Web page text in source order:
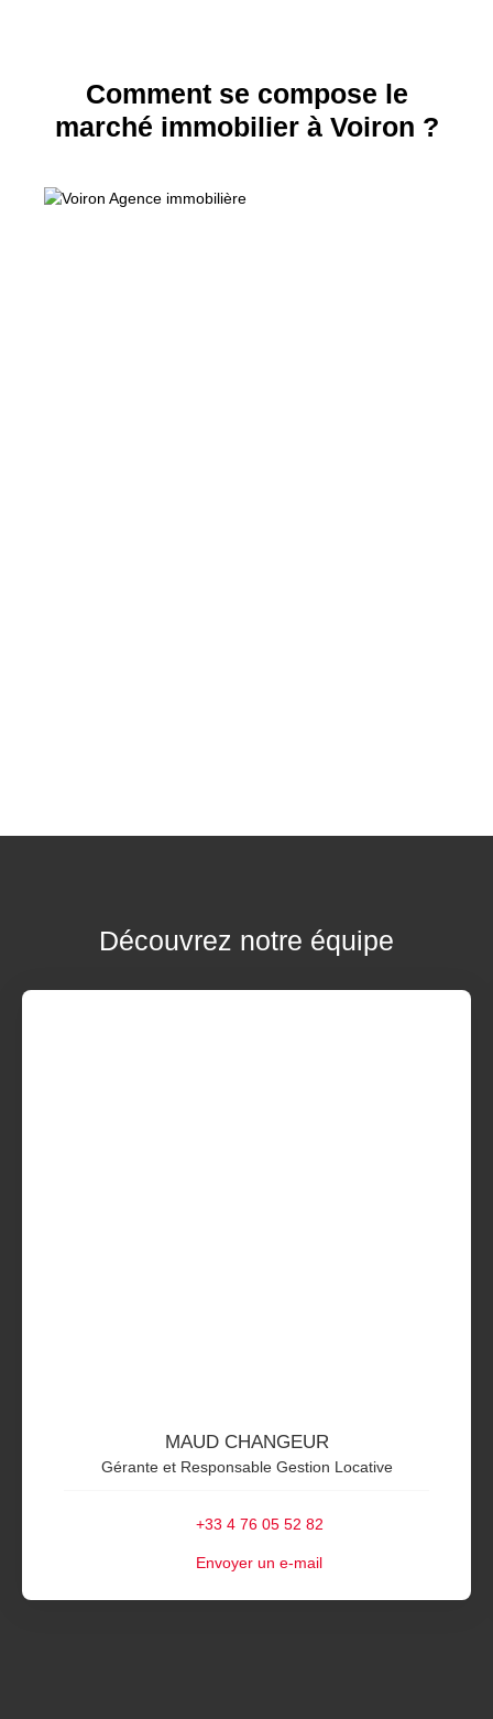
Comment se compose le
marché immobilier à Voiron ?
Découvrez notre équipe
MAUD CHANGEUR
Gérante et Responsable Gestion Locative
+33 4 76 05 52 82
Envoyer un e-mail